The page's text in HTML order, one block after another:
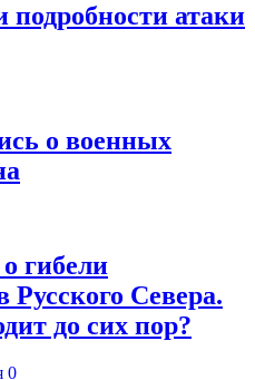
подробности атаки
о военных
гибели
Севера.
до сих пор?
0